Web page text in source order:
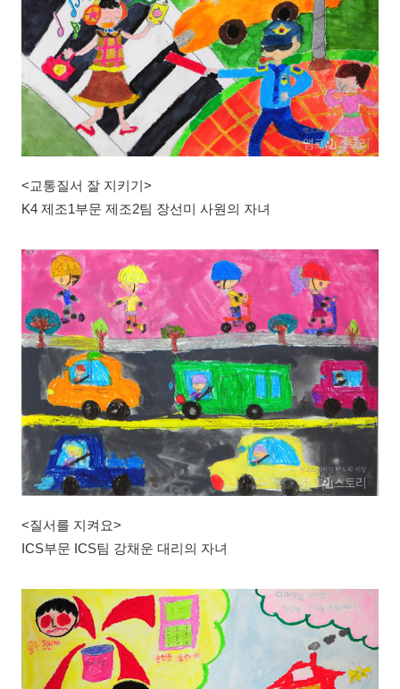
<교통질서 잘 지키기>
K4 제조1부문 제조2팀 장선미 사원의 자녀
<질서를 지켜요>
ICS부문 ICS팀 강채운 대리의 자녀